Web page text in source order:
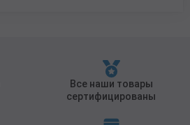
Все наши товары
сертифицированы